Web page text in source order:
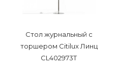
Стол журнальный с
торшером Citilux Линц
CL402973T